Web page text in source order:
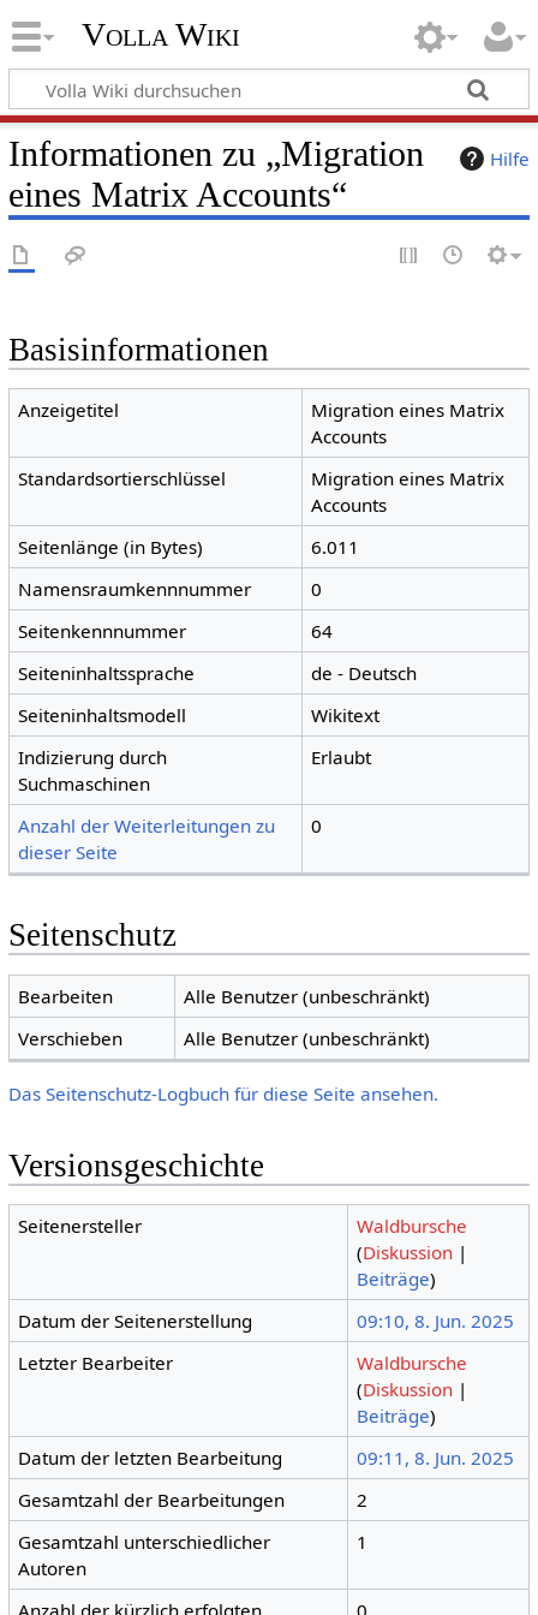
Volla Wiki
Hilfe
Informationen zu „Migration
eines Matrix Accounts“
Basisinformationen
Anzeigetitel
Migration eines Matrix
Accounts
Standardsortierschlüssel
Migration eines Matrix
Accounts
Seitenlänge (in Bytes)
6.011
Namensraumkennnummer
0
Seitenkennnummer
64
Seiteninhaltssprache
de - Deutsch
Seiteninhaltsmodell
Wikitext
Indizierung durch
Suchmaschinen
Erlaubt
Anzahl der Weiterleitungen zu
dieser Seite
0
Seitenschutz
Bearbeiten
Alle Benutzer (unbeschränkt)
Verschieben
Alle Benutzer (unbeschränkt)
Das Seitenschutz-Logbuch für diese Seite ansehen.
Versionsgeschichte
Seitenersteller
Waldbursche
(Diskussion |
Beiträge)
Datum der Seitenerstellung
09:10, 8. Jun. 2025
Letzter Bearbeiter
Waldbursche
(Diskussion |
Beiträge)
Datum der letzten Bearbeitung
09:11, 8. Jun. 2025
Gesamtzahl der Bearbeitungen
2
Gesamtzahl unterschiedlicher
Autoren
1